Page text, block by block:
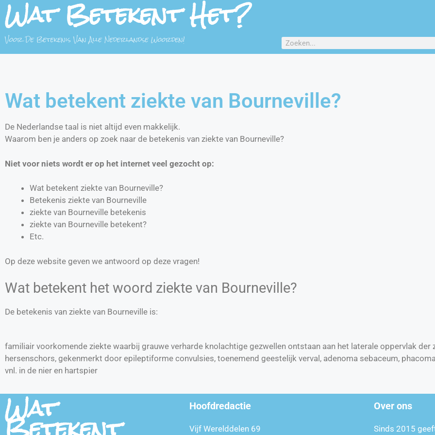
Wat Betekent Het?
Voor De Betekenis Van Alle Nederlandse Woorden!
Wat betekent ziekte van Bourneville?
De Nederlandse taal is niet altijd even makkelijk.
Waarom ben je anders op zoek naar de betekenis van ziekte van Bourneville?
Niet voor niets wordt er op het internet veel gezocht op:
Wat betekent ziekte van Bourneville?
Betekenis ziekte van Bourneville
ziekte van Bourneville betekenis
ziekte van Bourneville betekent?
Etc.
Op deze website geven we antwoord op deze vragen!
Wat betekent het woord ziekte van Bourneville?
De betekenis van ziekte van Bourneville is:
familiair voorkomende ziekte waarbij grauwe verharde knolachtige gezwellen ontstaan aan het laterale oppervlak der
hersenschors, gekenmerkt door epileptiforme convulsies, toenemend geestelijk verval, adenoma sebaceum,
vnl. in de nier en hartspier
Wat Hoofdredactie
Vijf Werelddelen 69
Over ons
Sinds 2015